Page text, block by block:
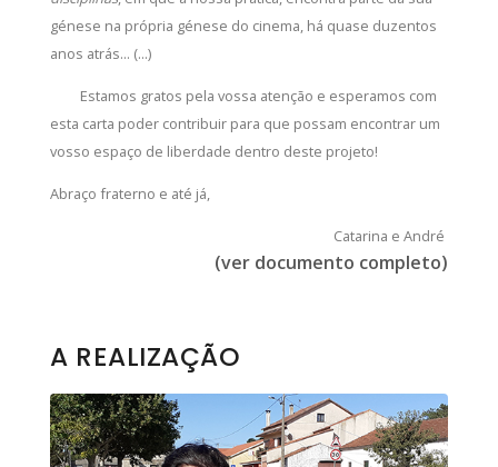
génese na própria génese do cinema, há quase duzentos
anos atrás... (...)
Estamos gratos pela vossa atenção e esperamos com
esta carta poder contribuir para que possam encontrar um
vosso espaço de liberdade dentro deste projeto!
Abraço fraterno e até já,
Catarina e André
(ver documento completo)
A REALIZAÇÃO